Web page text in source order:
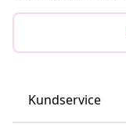
Kundservice